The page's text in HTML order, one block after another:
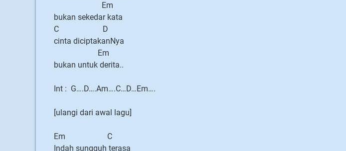
Em
bukan sekedar kata
C D
cinta diciptakanNya
Em
bukan untuk derita..
Int : G….D….Am….C…D…Em….
[ulangi dari awal lagu]
Em C
Indah sungguh terasa